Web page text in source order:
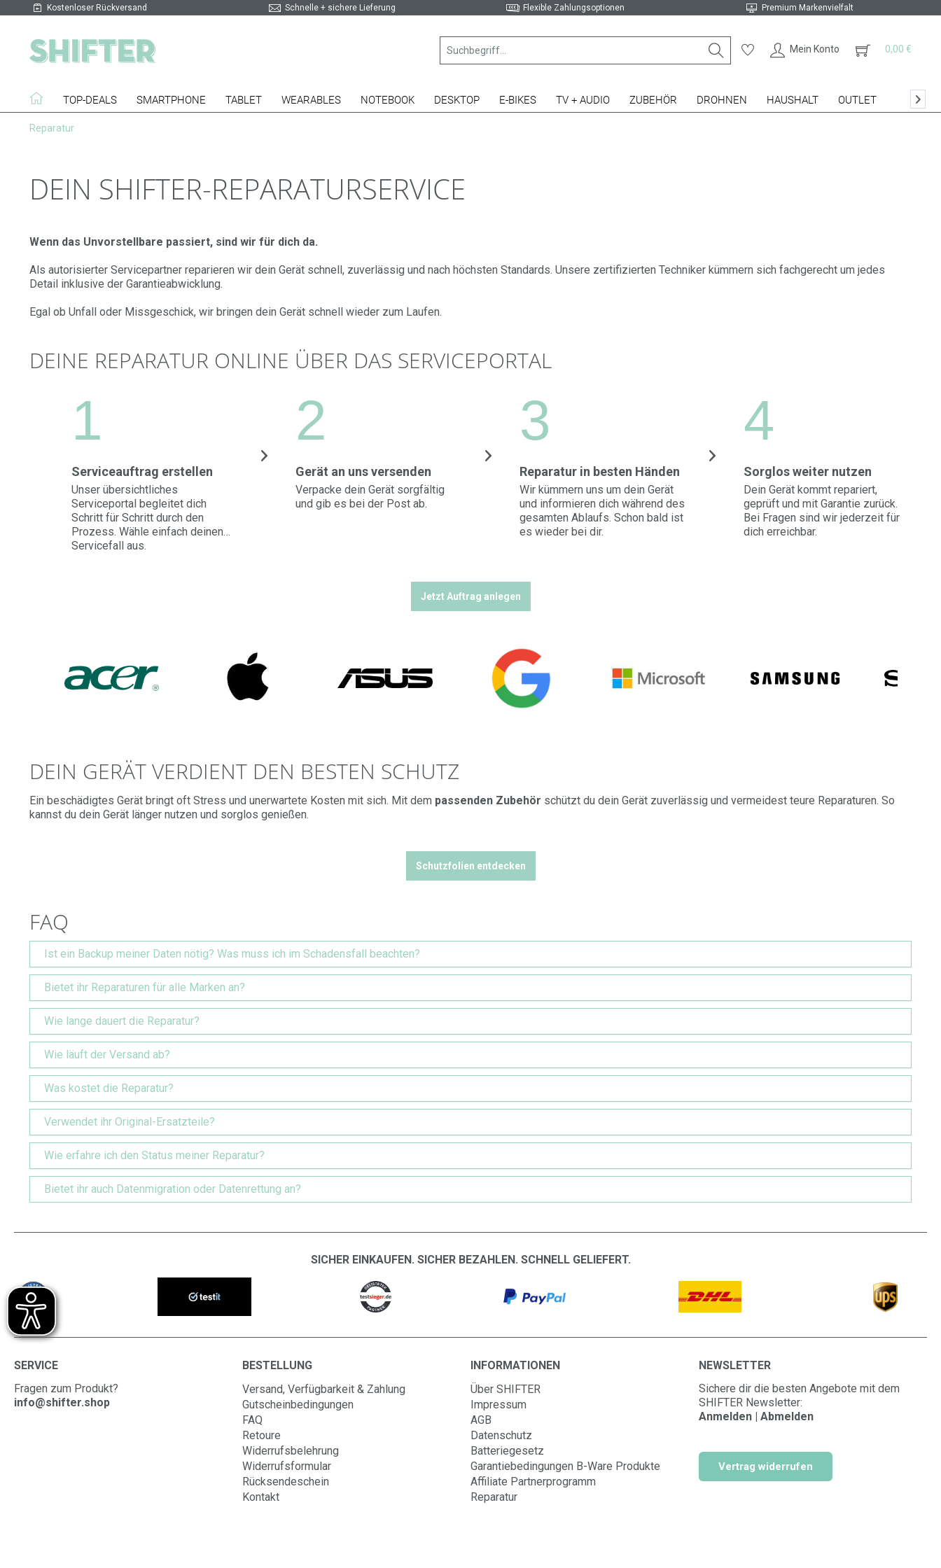
Kostenloser Rückversand Schnelle + sichere Lieferung Flexible Zahlungsoptionen Premium Markenvielfalt
Mein Konto 0,00 €
TOP-DEALS SMARTPHONE TABLET WEARABLES NOTEBOOK DESKTOP E-BIKES TV + AUDIO ZUBEHÖR DROHNEN HAUSHALT OUTLET 
Reparatur
DEIN SHIFTER-REPARATURSERVICE
Wenn das Unvorstellbare passiert, sind wir für dich da.
Als autorisierter Servicepartner reparieren wir dein Gerät schnell, zuverlässig und nach höchsten Standards. Unsere zertifizierten Techniker kümmern sich fachgerecht um jedes
Detail inklusive der Garantieabwicklung.
Egal ob Unfall oder Missgeschick, wir bringen dein Gerät schnell wieder zum Laufen.
DEINE REPARATUR ONLINE ÜBER DAS SERVICEPORTAL
1
Serviceauftrag erstellen
Unser übersichtliches
Serviceportal begleitet dich
Schritt für Schritt durch den
Prozess. Wähle einfach deinen
Servicefall aus.
2
Gerät an uns versenden
Verpacke dein Gerät sorgfältig
und gib es bei der Post ab.
3
Reparatur in besten Händen
Wir kümmern uns um dein Gerät
und informieren dich während des
gesamten Ablaufs. Schon bald ist
es wieder bei dir.
4
Sorglos weiter nutzen
Dein Gerät kommt repariert,
geprüft und mit Garantie zurück.
Bei Fragen sind wir jederzeit für
dich erreichbar.
Jetzt Auftrag anlegen
DEIN GERÄT VERDIENT DEN BESTEN SCHUTZ
Ein beschädigtes Gerät bringt oft Stress und unerwartete Kosten mit sich. Mit dem passenden Zubehör schützt du dein Gerät zuverlässig und vermeidest teure Reparaturen. So
kannst du dein Gerät länger nutzen und sorglos genießen.
Schutzfolien entdecken
FAQ
Ist ein Backup meiner Daten nötig? Was muss ich im Schadensfall beachten?
Bietet ihr Reparaturen für alle Marken an?
Wie lange dauert die Reparatur?
Wie läuft der Versand ab?
Was kostet die Reparatur?
Verwendet ihr Original-Ersatzteile?
Wie erfahre ich den Status meiner Reparatur?
Bietet ihr auch Datenmigration oder Datenrettung an?
SICHER EINKAUFEN. SICHER BEZAHLEN. SCHNELL GELIEFERT.
SERVICE
Fragen zum Produkt?
info@shifter.shop
BESTELLUNG
Versand, Verfügbarkeit & Zahlung
Gutscheinbedingungen
FAQ
Retoure
Widerrufsbelehrung
Widerrufsformular
Rücksendeschein
Kontakt
INFORMATIONEN
Über SHIFTER
Impressum
AGB
Datenschutz
Batteriegesetz
Garantiebedingungen B-Ware Produkte
Affiliate Partnerprogramm
Reparatur
NEWSLETTER
Sichere dir die besten Angebote mit dem
SHIFTER Newsletter:
Anmelden | Abmelden
Vertrag widerrufen